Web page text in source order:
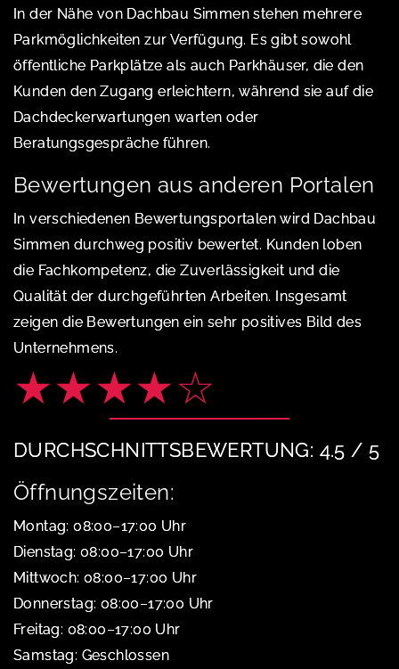
In der Nähe von Dachbau Simmen stehen mehrere
Parkmöglichkeiten zur Verfügung. Es gibt sowohl
öffentliche Parkplätze als auch Parkhäuser, die den
Kunden den Zugang erleichtern, während sie auf die
Dachdeckerwartungen warten oder
Beratungsgespräche führen.
Bewertungen aus anderen Portalen
In verschiedenen Bewertungsportalen wird Dachbau
Simmen durchweg positiv bewertet. Kunden loben
die Fachkompetenz, die Zuverlässigkeit und die
Qualität der durchgeführten Arbeiten. Insgesamt
zeigen die Bewertungen ein sehr positives Bild des
Unternehmens.
★★★★☆
DURCHSCHNITTSBEWERTUNG: 4.5 / 5
Öffnungszeiten:
Montag: 08:00–17:00 Uhr
Dienstag: 08:00–17:00 Uhr
Mittwoch: 08:00–17:00 Uhr
Donnerstag: 08:00–17:00 Uhr
Freitag: 08:00–17:00 Uhr
Samstag: Geschlossen